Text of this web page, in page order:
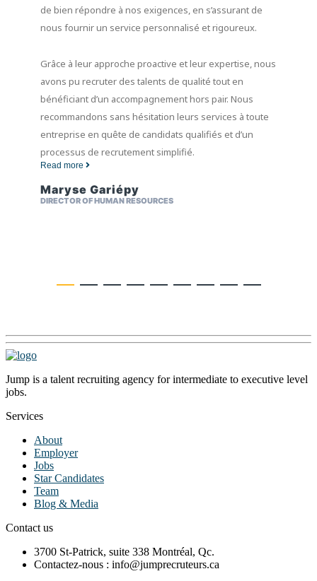
de bien répondre à nos exigences, en s’assurant de
nous fournir un service personnalisé et rigoureux.
Grâce à leur approche proactive et leur expertise, nous
avons pu recruter des talents de qualité tout en
bénéficiant d’un accompagnement hors pair. Nous
recommandons sans hésitation leurs services à toute
entreprise en quête de candidats qualifiés et d’un
processus de recrutement simplifié.
Read more
Maryse Gariépy
DIRECTOR OF HUMAN RESOURCES
Jump is a talent recruiting agency for intermediate to executive level
jobs.
Services
About
Employer
Jobs
Star Candidates
Team
Blog & Media
Contact us
3700 St-Patrick, suite 338 Montréal, Qc.
Contactez-nous : info@jumprecruteurs.ca